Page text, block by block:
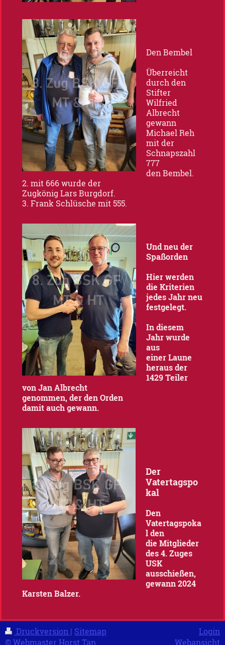
Den Bembel
Überreicht
durch den
Stifter
Wilfried
Albrecht
gewann
Michael Reh
mit der
Schnapszahl
777
den Bembel.
2. mit 666 wurde der
Zugkönig Lars Burgdorf.
3. Frank Schlüsche mit 555.
Und neu der
Spaßorden
Hier werden
die Kriterien
jedes Jahr neu
festgelegt.
In diesem
Jahr wurde
aus
einer Laune
heraus der
1429 Teiler
von Jan Albrecht
genommen, der den Orden
damit auch gewann.
Der
Vatertagspo
kal
Den
Vatertagspoka
l den
die Mitglieder
des 4. Zuges
USK
ausschießen,
gewann 2024
Karsten Balzer.
Druckversion | Sitemap
© Webmaster Horst Tan
Login
Webansicht